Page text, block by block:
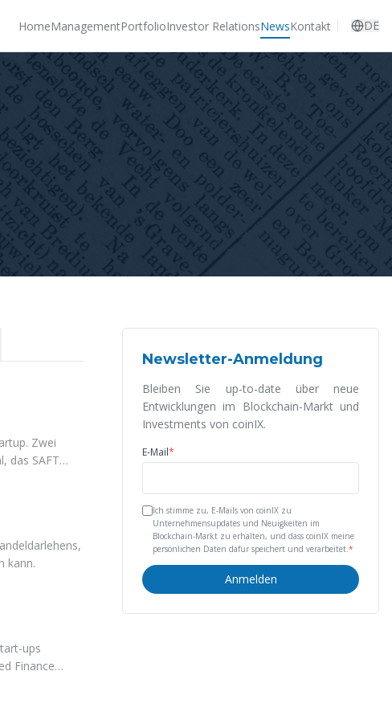
HomeManagementPortfolioInvestor RelationsNewsKontakt DE
Zwei
das SAFT
kann.
ups
Finance
Newsletter-Anmeldung
Bleiben Sie up-to-date über neue
Entwicklungen im Blockchain-Markt und
Investments von coinIX.
E-Mail*
Ich stimme zu, E-Mails von coinIX zu
Unternehmensupdates und Neuigkeiten im
Blockchain-Markt zu erhalten, und dass coinIX meine
persönlichen Daten dafür speichert und verarbeitet.*
Anmelden